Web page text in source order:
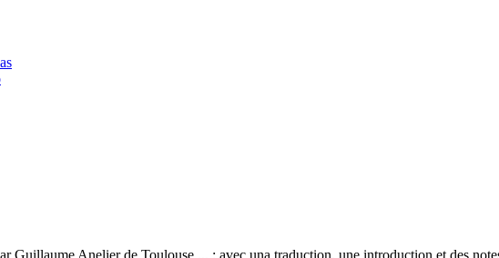
Guillaume Anelier de Toulouse ... ; avec una traduction, une introduction et des